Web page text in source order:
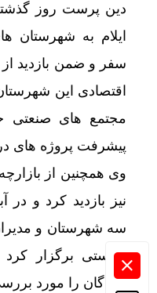
دین پرست روز
ایلام به شهرستان
سفر و ضمن بازدید
اقتصادی این
مجتمع های صنعتی
پیشرفت پروژه های
وی همچنین از
نیز بازدید کرد و در
سه شهرستان و
نشستی برگزار
کنندگان را مورد